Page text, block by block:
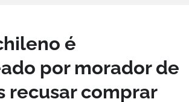
é
por morador de
recusar comprar